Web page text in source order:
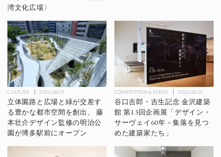
湾文化広場〉
CULTURE 2026.08.07
立体園路と広場と緑が交差す
る豊かな都市空間を創出、 藤
本壮介デザイン監修の明治公
園が博多駅前にオープン
COMPETITION & EVENT 2026.08.07
谷口吉郎・吉生記念 金沢建築
館 第13回企画展「デザイン・
サーヴェイ60年－集落を見つ
めた建築家たち」